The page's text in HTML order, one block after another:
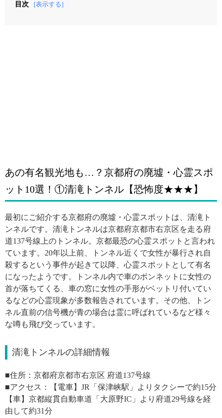
目次 [表示する]
あの有名観光地も…？京都府の廃墟・心霊スポ
ット10選！①清滝トンネル【恐怖度★★★】
最初にご紹介する京都府の廃墟・心霊スポットは、清滝ト
ンネルです。清滝トンネルは京都府京都市右京区を走る府
道137号線上のトンネル。京都最恐の心霊スポットと言われ
ています。20年以上前、トンネル近くで女性が暴行され自
殺するという事件が起きて以降、心霊スポットとして有名
になったようです。トンネル内で車のボンネットに女性の
首が落ちてくる、車の窓に女性の手形がベットリ付いてい
るなどの心霊現象が多数報告されています。その他、トン
ネル直前の信号機が青の場合は霊に呼ばれているなど様々
な噂も飛び交っています。
清滝トンネルの詳細情報
■住所： 京都府京都市右京区 府道137号線
■アクセス：【電車】JR「保津峡駅」よりタクシーで約15分
【車】京都縦貫自動車道「大原野IC」より府道29号線を経
由して約31分